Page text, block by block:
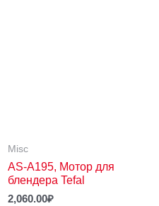
Misc
AS-A195, Мотор для
блендера Tefal
2,060.00₽